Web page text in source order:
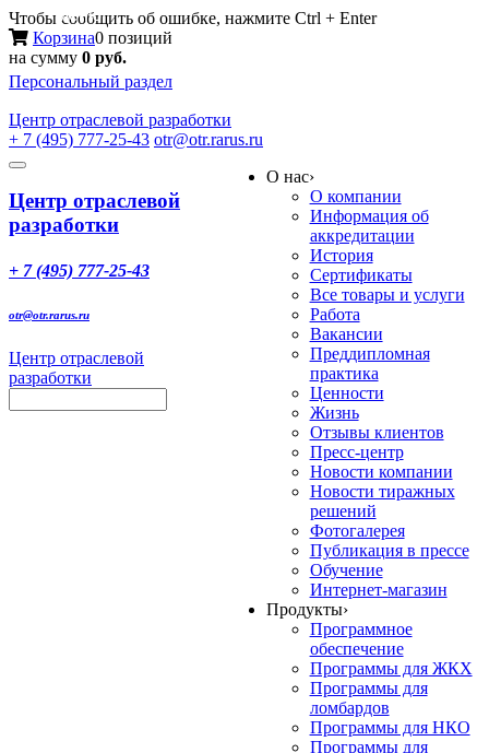
Чтобы сообщить об ошибке, нажмите Ctrl + Enter
Корзина0 позиций
на сумму 0 руб.
Персональный раздел
Центр отраслевой разработки
+ 7 (495) 777-25-43 otr@otr.rarus.ru
Toggle
Меню
Центр отраслевой
разработки
+ 7 (495) 777-25-43
otr@otr.rarus.ru
Центр отраслевой
разработки
О нас›
О компании
Информация об
аккредитации
История
Сертификаты
Все товары и услуги
Работа
Вакансии
Преддипломная
практика
Ценности
Жизнь
Отзывы клиентов
Пресс-центр
Новости компании
Новости тиражных
решений
Фотогалерея
Публикация в прессе
Обучение
Интернет-магазин
Продукты›
Программное
обеспечение
Программы для ЖКХ
Программы для
ломбардов
Программы для НКО
Программы для